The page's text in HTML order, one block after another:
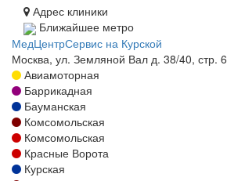
Адрес клиники
Ближайшее метро
МедЦентрСервис на Курской
Москва, ул. Земляной Вал д. 38/40, стр. 6
Авиамоторная
Баррикадная
Бауманская
Комсомольская
Комсомольская
Красные Ворота
Курская